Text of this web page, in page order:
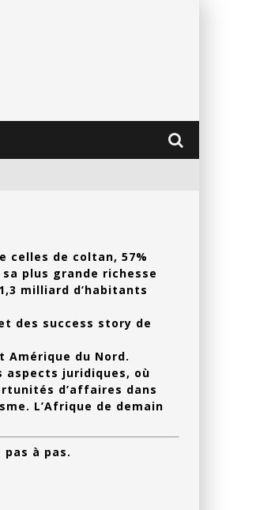
celles de coltan, 57%
plus grande richesse
milliard d’habitants
des success story de
du Nord.
aspects juridiques, où
d’affaires dans
L’Afrique de demain
à pas.